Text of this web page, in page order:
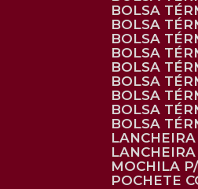
BOLSA
BOLSA
BOLSA
BOLSA
BOLSA
BOLSA
BOLSA
BOLSA
BOLSA
MOCHILA
POCHETE